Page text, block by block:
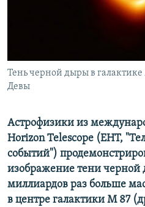
АРХИВ РАДИОПРОГРАММЫ
Тень черной дыры в галактике
Девы
Астрофизики из
Horizon Telescope (ЕНТ,
событий")
изображение тени черной
миллиардов раз больше
в центре галактики М 87